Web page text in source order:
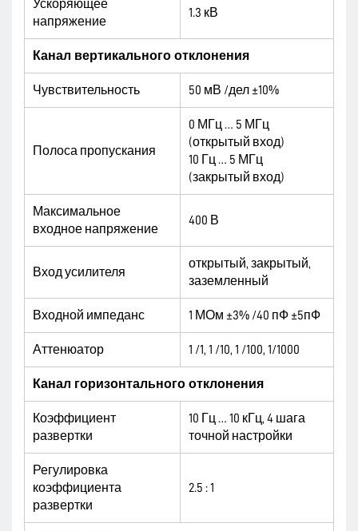
Ускоряющее
напряжение
1.3 кВ
Канал вертикального отклонения
Чувствительность 50 мВ /дел ±10%
Полоса пропускания
0 МГц … 5 МГц
(открытый вход)
10 Гц … 5 МГц
(закрытый вход)
Максимальное
входное напряжение
400 В
Вход усилителя
открытый, закрытый,
заземленный
Входной импеданс 1 МОм ±3% /40 пФ ±5пФ
Аттенюатор 1 /1, 1 /10, 1 /100, 1/1000
Канал горизонтального отклонения
Коэффициент
развертки
10 Гц … 10 кГц, 4 шага
точной настройки
Регулировка
коэффициента
развертки
2.5 : 1